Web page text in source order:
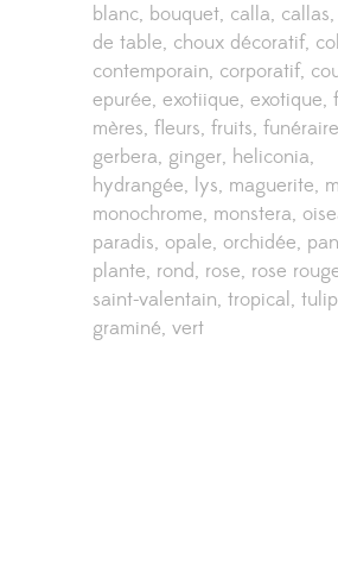
blanc bouquet calla callas
de table choux décoratif
contemporain corporatif
epurée exotiique exotique
mères fleurs fruits funéraire
gerbera ginger heliconia
hydrangée lys maguerite
monochrome monstera
paradis opale orchidée
plante rond rose rose
saint-valentain tropical
graminé vert